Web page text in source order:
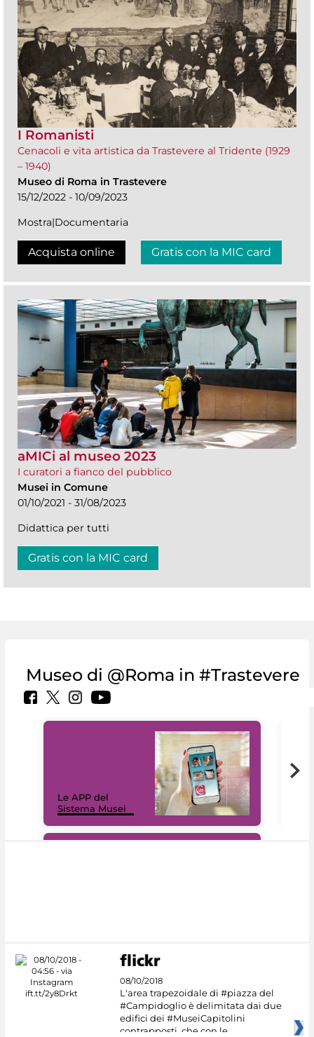
I Romanisti
Cenacoli e vita artistica da Trastevere al Tridente (1929
– 1940)
Museo di Roma in Trastevere
15/12/2022 - 10/09/2023
Mostra|Documentaria
Acquista online Gratis con la MIC card
aMICi al museo 2023
I curatori a fianco del pubblico
Musei in Comune
01/10/2021 - 31/08/2023
Didattica per tutti
Gratis con la MIC card
Museo di @Roma in #Trastevere
Le APP del
Sistema Musei
08/10/2018
L'area trapezoidale di #piazza del
#Campidoglio è delimitata dai due
edifici dei #MuseiCapitolini
contrapposti, che con le